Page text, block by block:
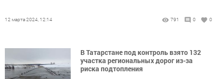
12 марта 2024, 12:14 791 0 0
В Татарстане под контроль взято 132
участка региональных дорог из-за
риска подтопления